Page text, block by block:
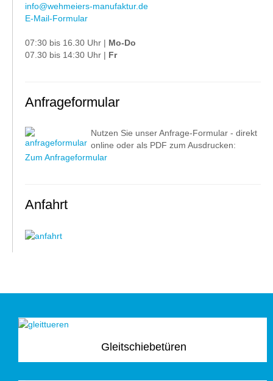
info@wehmeiers-manufaktur.de
E-Mail-Formular
07:30 bis 16.30 Uhr | Mo-Do
07.30 bis 14:30 Uhr | Fr
Anfrageformular
Nutzen Sie unser Anfrage-Formular - direkt
online oder als PDF zum Ausdrucken:
Zum Anfrageformular
Anfahrt
Gleitschiebetüren